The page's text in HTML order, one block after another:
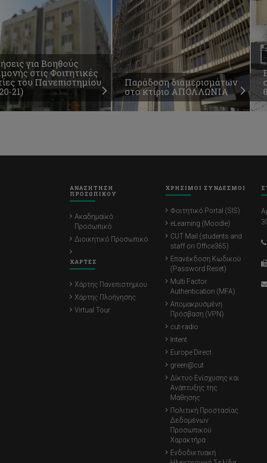
για Βοηθούς
στις Φοιτητικές
του Πανεπιστημίου
21)
Παράδοση διαμερισμάτων
στο κτίριο ΑΠΟΛΛΩΝΙΑ
ΑΝΑΖΗΤΗΣΗ
ΠΡΟΣΩΠΙΚΟΥ
Ακαδημαϊκό
Προσωπικό
Διοικητικό Προσωπικό
ΧΑΡΤΕΣ
Χάρτης Πανεπιστημίου
Χάρτης Πλοήγησης
Virtual Tour
ΧΡΗΣΙΜΟΙ ΣΥΝΔΕΣΜΟΙ
Φοιτητικό Portal (SIS)
eLearning (Moodle)
CUT Mail (students and
staff on Office365)
Επανέκδοση Κωδικού
(Password Reset)
Multi Factor
Authentication (MFA)
Απομακρυσμένη
Πρόσβαση (VPN)
cut-radio
Intent
Europe Direct
green@cut
Δίκτυο Ενίσχυσης και
Ανάπτυξης της
Μάθησης
Πολιτική Προστασίας
Δεδομένων
Προσωπικού
Χαρακτήρα
Ενδοδικτυακή